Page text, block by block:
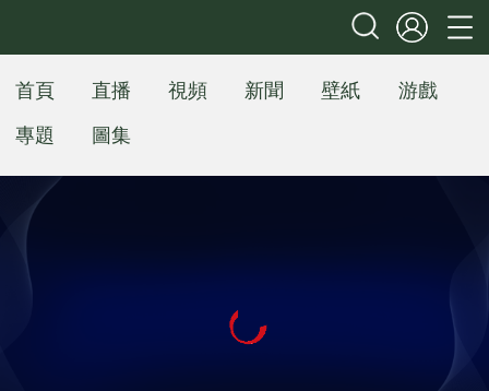
首頁 直播 視頻 新聞 壁紙
游戲
專題
圖集